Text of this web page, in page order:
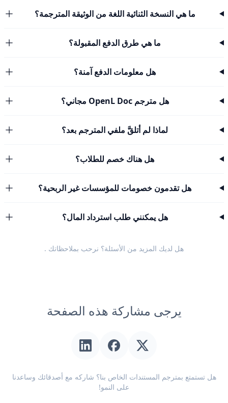
ما هي النسخة الثنائية اللغة من الوثيقة المترجمة؟
ما هي طرق الدفع المقبولة؟
هل معلومات الدفع آمنة؟
هل مترجم OpenL Doc مجاني؟
لماذا لم أتلقَّ ملفي المترجم بعد؟
هل هناك خصم للطلاب؟
هل تقدمون خصومات للمؤسسات غير الربحية؟
هل يمكنني طلب استرداد المال؟
هل لديك المزيد من الأسئلة؟ نرحب بملاحظاتك .
يرجى مشاركة هذه الصفحة
هل تستمتع بمترجم المستندات الخاص بنا؟ شاركه مع أصدقائك وساعدنا
على النمو!